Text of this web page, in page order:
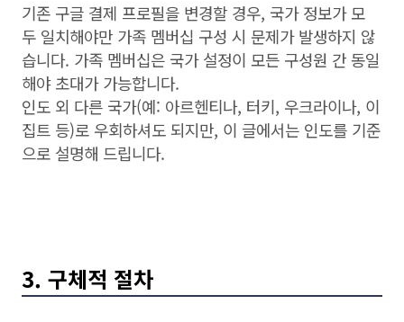
기존 구글 결제 프로필을 변경할 경우, 국가 정보가 모
두 일치해야만 가족 멤버십 구성 시 문제가 발생하지 않
습니다. 가족 멤버십은 국가 설정이 모든 구성원 간 동일
해야 초대가 가능합니다.
인도 외 다른 국가(예: 아르헨티나, 터키, 우크라이나, 이
집트 등)로 우회하셔도 되지만, 이 글에서는 인도를 기준
으로 설명해 드립니다.
3. 구체적 절차